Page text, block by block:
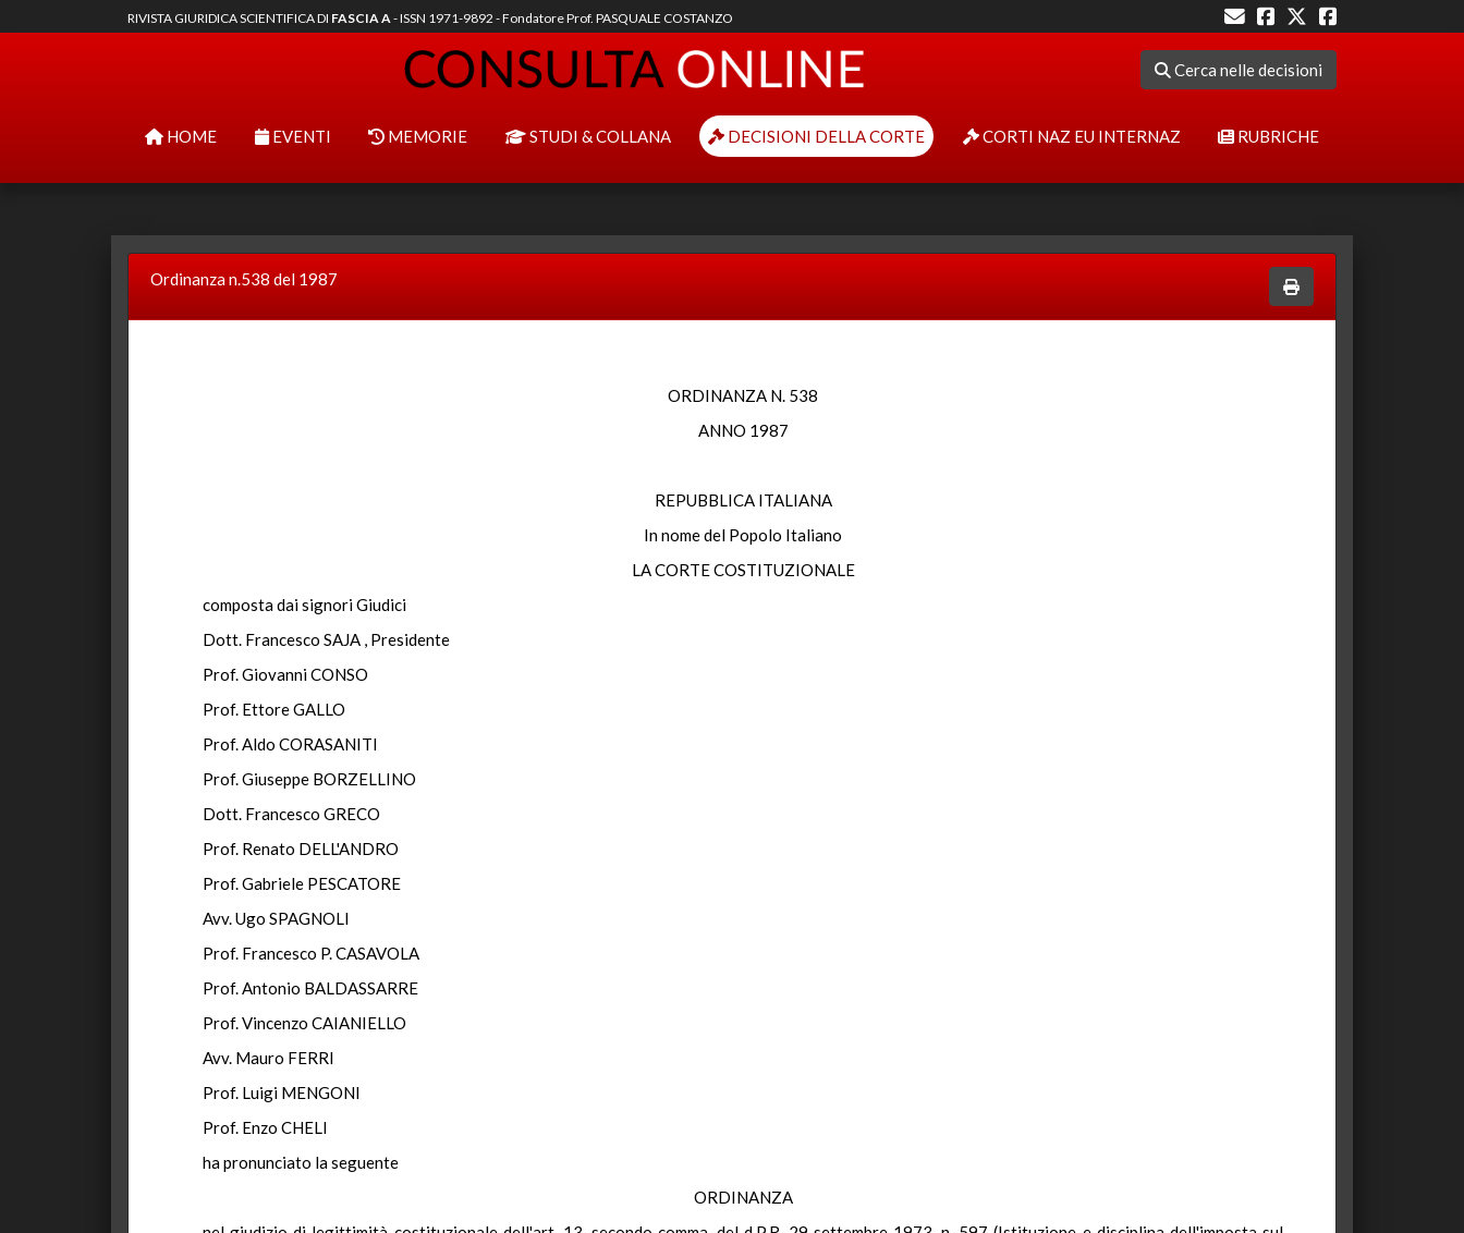
RIVISTA GIURIDICA SCIENTIFICA DI FASCIA A- ISSN 1971-9892 - Fondatore Prof. PASQUALE COSTANZO
Cerca nelle decisioni
HOME EVENTI MEMORIE STUDI & COLLANA DECISIONI DELLA CORTE CORTI NAZ EU INTERNAZ RUBRICHE
Ordinanza n.538 del 1987
ORDINANZA N. 538
ANNO 1987
REPUBBLICA ITALIANA
In nome del Popolo Italiano
LA CORTE COSTITUZIONALE
composta dai signori Giudici
Dott. Francesco SAJA , Presidente
Prof. Giovanni CONSO
Prof. Ettore GALLO
Prof. Aldo CORASANITI
Prof. Giuseppe BORZELLINO
Dott. Francesco GRECO
Prof. Renato DELL'ANDRO
Prof. Gabriele PESCATORE
Avv. Ugo SPAGNOLI
Prof. Francesco P. CASAVOLA
Prof. Antonio BALDASSARRE
Prof. Vincenzo CAIANIELLO
Avv. Mauro FERRI
Prof. Luigi MENGONI
Prof. Enzo CHELI
ha pronunciato la seguente
ORDINANZA